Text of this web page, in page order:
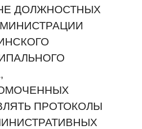
ДОЛЖНОСТНЫХ
ПРОТОКОЛЫ